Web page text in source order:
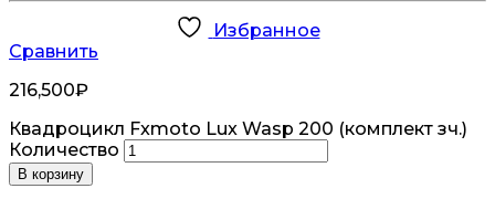
Избранное
Сравнить
216,500₽
Квадроцикл Fxmoto Lux Wasp 200 (комплект зч.)
Количество
В корзину